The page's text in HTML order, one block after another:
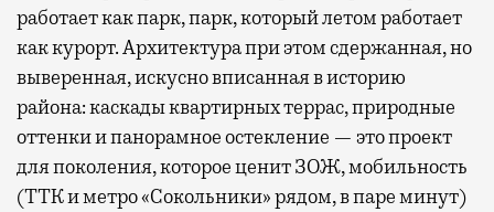
работает как парк, парк, который летом работает
как курорт. Архитектура при этом сдержанная, но
выверенная, искусно вписанная в историю
района: каскады квартирных террас, природные
оттенки и панорамное остекление — это проект
для поколения, которое ценит ЗОЖ, мобильность
(ТТК и метро «Сокольники» рядом, в паре минут)